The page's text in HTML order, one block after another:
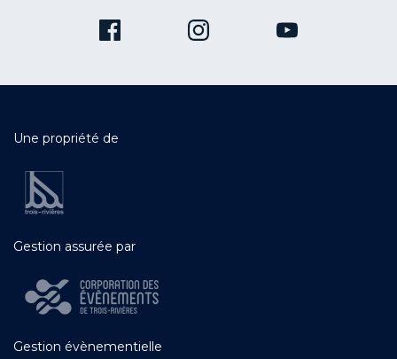
Une propriété de
Gestion assurée par
Gestion évènementielle